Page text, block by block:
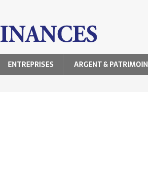
ENTREPRISES ARGENT &